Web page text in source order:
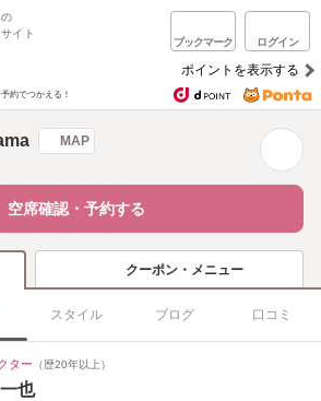
イト
ブックマーク ログイン
ポイントを表示する
約でつかえる！
MAP
空席確認・予約する
クーポン・メニュー
スタイル ブログ 口コミ
ター （歴20年以上）
也